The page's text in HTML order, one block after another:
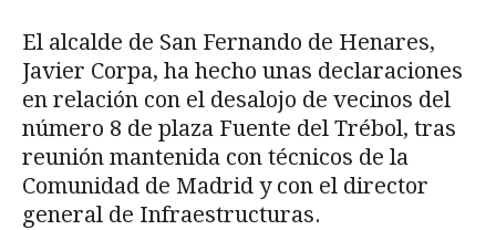
El alcalde de San Fernando de Henares,
Javier Corpa, ha hecho unas declaraciones
en relación con el desalojo de vecinos del
número 8 de plaza Fuente del Trébol, tras
reunión mantenida con técnicos de la
Comunidad de Madrid y con el director
general de Infraestructuras.